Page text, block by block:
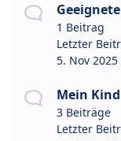
1 Beitrag
Letzter
5. Nov 2025
Mein
3 Beiträge
Letzter